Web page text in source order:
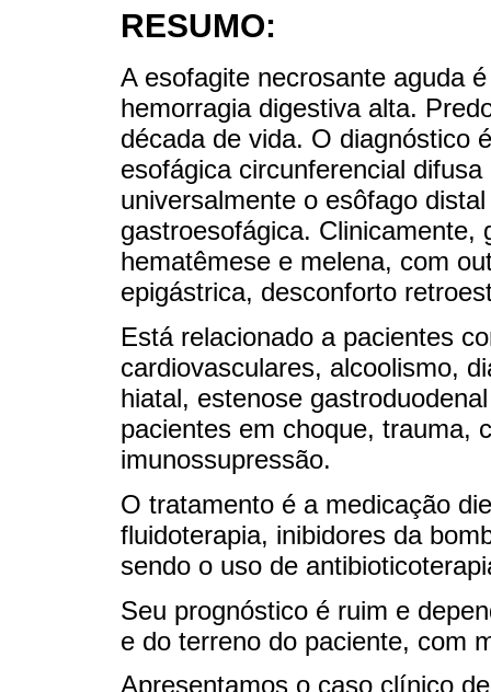
RESUMO:
A esofagite necrosante aguda
hemorragia digestiva alta.
década de vida. O diagnóstico
esofágica circunferencial
universalmente o esôfago
gastroesofágica. Clinicamente,
hematêmese e melena, com
epigástrica, desconforto
Está relacionado a pacientes
cardiovasculares, alcoolismo,
hiatal, estenose
pacientes em choque, trauma,
imunossupressão.
O tratamento é a medicação
fluidoterapia, inibidores da
sendo o uso de
Seu prognóstico é ruim e
e do terreno do paciente, com
Apresentamos o caso clínico